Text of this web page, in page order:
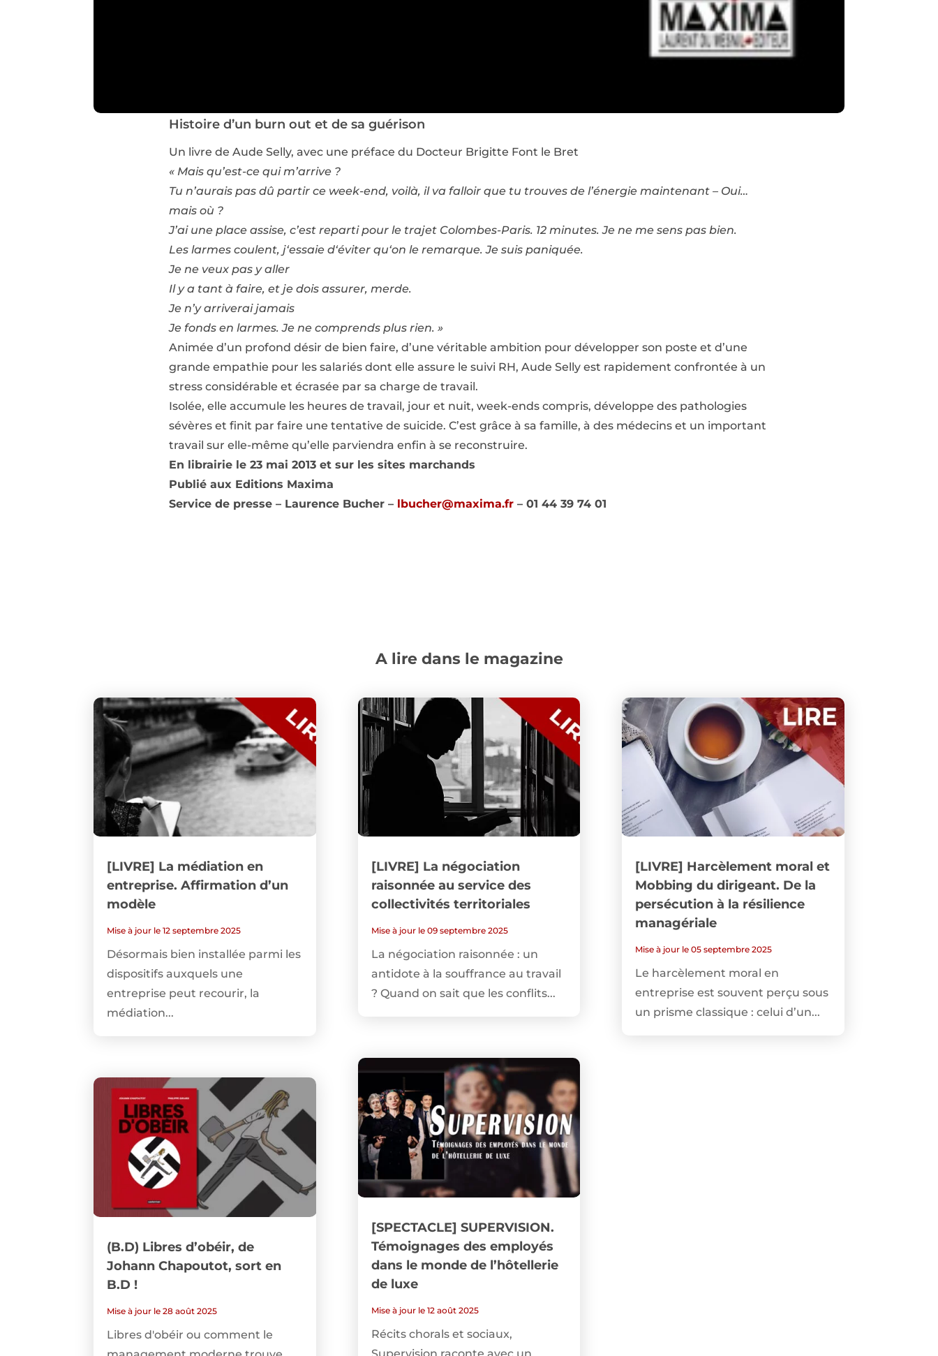
Histoire d’un burn out et de sa guérison
Un livre de Aude Selly, avec une préface du Docteur Brigitte Font le Bret
« Mais qu’est-ce qui m’arrive ?
Tu n’aurais pas dû partir ce week-end, voilà, il va falloir que tu trouves de l’énergie maintenant – Oui…
mais où ?
J’ai une place assise, c’est reparti pour le trajet Colombes-Paris. 12 minutes. Je ne me sens pas bien.
Les larmes coulent, j‘essaie d‘éviter qu‘on le remarque. Je suis paniquée.
Je ne veux pas y aller
Il y a tant à faire, et je dois assurer, merde.
Je n’y arriverai jamais
Je fonds en larmes. Je ne comprends plus rien. »
Animée d’un profond désir de bien faire, d’une véritable ambition pour développer son poste et d’une
grande empathie pour les salariés dont elle assure le suivi RH, Aude Selly est rapidement confrontée à un
stress considérable et écrasée par sa charge de travail.
Isolée, elle accumule les heures de travail, jour et nuit, week-ends compris, développe des pathologies
sévères et finit par faire une tentative de suicide. C’est grâce à sa famille, à des médecins et un important
travail sur elle-même qu’elle parviendra enfin à se reconstruire.
En librairie le 23 mai 2013 et sur les sites marchands
Publié aux Editions Maxima
Service de presse – Laurence Bucher – lbucher@maxima.fr– 01 44 39 74 01
A lire dans le magazine
[LIVRE] La médiation en
entreprise. Affirmation d’un
modèle
Mise à jour le 12 septembre 2025
Désormais bien installée parmi les
dispositifs auxquels une
entreprise peut recourir, la
médiation...
(B.D) Libres d’obéir, de
Johann Chapoutot, sort en
B.D !
Mise à jour le 28 août 2025
Libres d'obéir ou comment le
[LIVRE] La négociation
raisonnée au service des
collectivités territoriales
Mise à jour le 09 septembre 2025
La négociation raisonnée : un
antidote à la souffrance au travail
? Quand on sait que les conflits...
[SPECTACLE] SUPERVISION.
Témoignages des employés
dans le monde de l’hôtellerie
de luxe
Mise à jour le 12 août 2025
Récits chorals et sociaux,
[LIVRE] Harcèlement moral et
Mobbing du dirigeant. De la
persécution à la résilience
managériale
Mise à jour le 05 septembre 2025
Le harcèlement moral en
entreprise est souvent perçu sous
un prisme classique : celui d’un...